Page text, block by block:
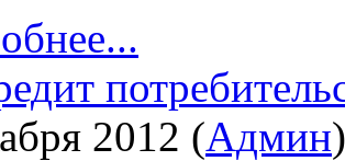
2012 (Админ)